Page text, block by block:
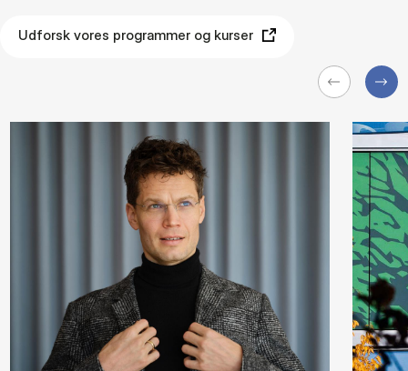
Udforsk vores programmer og kurser